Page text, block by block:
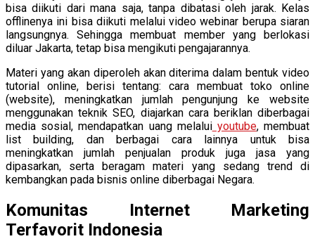
bisa diikuti dari mana saja, tanpa dibatasi oleh jarak. Kelas
offlinenya ini bisa diikuti melalui video webinar berupa siaran
langsungnya. Sehingga membuat member yang berlokasi
diluar Jakarta, tetap bisa mengikuti pengajarannya.
Materi yang akan diperoleh akan diterima dalam bentuk video
tutorial online, berisi tentang: cara membuat toko online
(website), meningkatkan jumlah pengunjung ke website
menggunakan teknik SEO, diajarkan cara beriklan diberbagai
media sosial, mendapatkan uang melaluiyoutube, membuat
list building, dan berbagai cara lainnya untuk bisa
meningkatkan jumlah penjualan produk juga jasa yang
dipasarkan, serta beragam materi yang sedang trend di
kembangkan pada bisnis online diberbagai Negara.
Komunitas Internet Marketing
Terfavorit Indonesia